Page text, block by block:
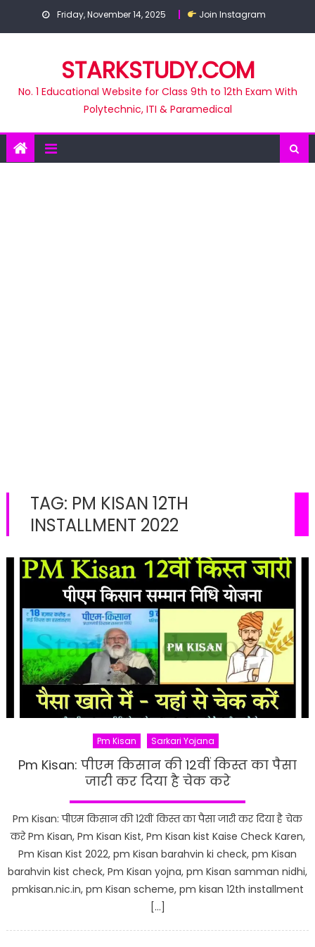
Friday, November 14, 2025 Join Instagram
STARKSTUDY.COM
No. 1 Educational Website for Class 9th to 12th Exam With
Polytechnic, ITI & Paramedical
TAG: PM KISAN 12TH
INSTALLMENT 2022
Pm Kisan Sarkari Yojana
Pm Kisan: पीएम किसान की 12वीं किस्त का पैसा
जारी कर दिया है चेक करे
Pm Kisan: पीएम किसान की 12वीं किस्त का पैसा जारी कर दिया है चेक
करे Pm Kisan, Pm Kisan Kist, Pm Kisan kist Kaise Check Karen,
Pm Kisan Kist 2022, pm Kisan barahvin ki check, pm Kisan
barahvin kist check, Pm Kisan yojna, pm Kisan samman nidhi,
pmkisan.nic.in, pm Kisan scheme, pm kisan 12th installment
[…]